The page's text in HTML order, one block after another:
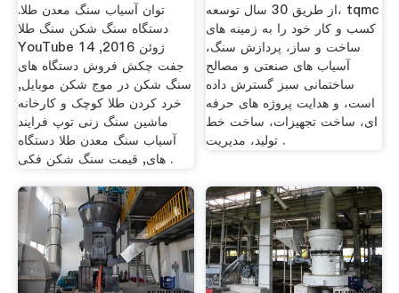
توان آسیاب سنگ معدن طلا.
دستگاه سنگ شکن سنگ طلا
YouTube 14 ژوئن 2016,
جفت چکش فروش دستگاه های
سنگ شکن در موج شکن موبایل,
خرد کردن طلا کوچک و کارخانه
ماشین سنگ زنی توپ فرایند
آسیاب سنگ معدن طلا دستگاه
های, قیمت سنگ شکن فکی .
از طریق 30 سال توسعه، tqmc
کسب و کار خود را به زمینه های
ساخت و ساز، پردازش سنگ،
آسیاب های صنعتی و مصالح
ساختمانی سبز گسترش داده
است، و هدایت پروژه های حرفه
ای، ساخت تجهیزات، ساخت خط
تولید، مدیریت .